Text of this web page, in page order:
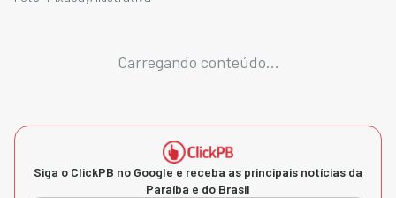
Carregando conteúdo...
Siga o ClickPB no Google e receba as principais notícias da
Paraíba e do Brasil